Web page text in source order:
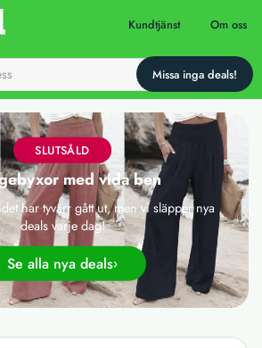
Kundtjänst Om oss
SLUTSÅLD
med vida ben
har tyvärr gått ut, men vi släpper nya
deals varje dag!
Se alla nya deals